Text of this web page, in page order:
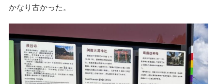
かなり古かった。